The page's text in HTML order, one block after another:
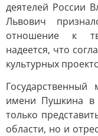
деятелей России
Львович
отношение к
надеется, что
культурных
Государственный
имени Пушкина в
только
области, но и